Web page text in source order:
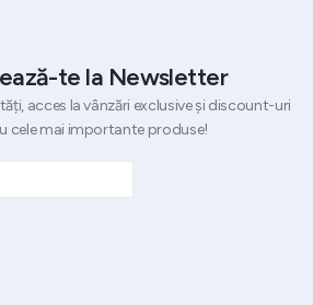
te la Newsletter
acces la vânzări exclusive și discount-uri
cele mai importante produse!